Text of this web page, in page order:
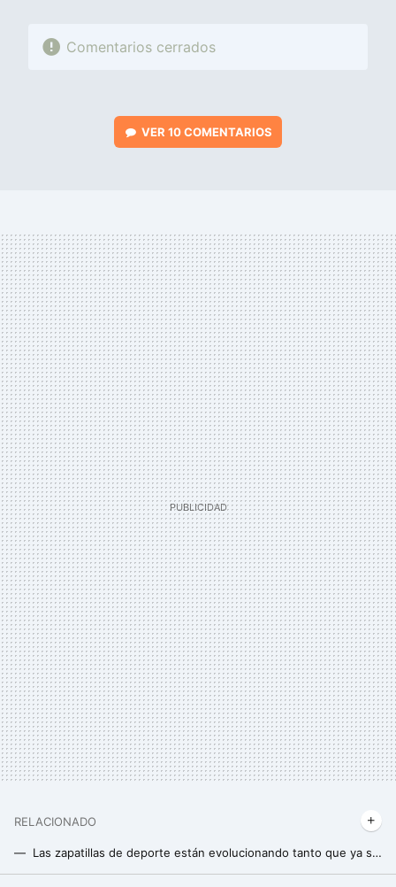
Comentarios cerrados
VER 10 COMENTARIOS
RELACIONADO
Las zapatillas de deporte están evolucionando tanto que ya se acercan al dopaje según el último estudio científico